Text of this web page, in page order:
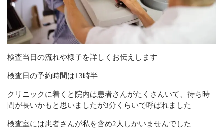
検査当日の流れや様子を詳しくお伝えします
検査日の予約時間は13時半
クリニックに着くと院内は患者さんがたくさんいて、待ち時
間が長いかもと思いましたが3分くらいで呼ばれました
検査室には患者さんが私を含め2人しかいませんでした